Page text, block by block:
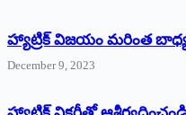
హ్యాట్రిక్ విజయం మరింత
December 9, 2023